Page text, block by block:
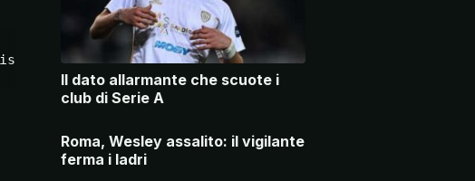
Il dato allarmante che scuote i
club di Serie A
Roma, Wesley assalito: il vigilante
ferma i ladri